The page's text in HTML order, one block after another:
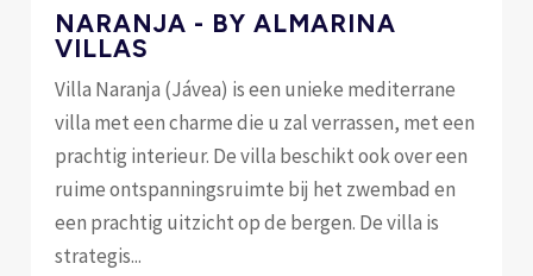
NARANJA - BY ALMARINA
VILLAS
Villa Naranja (Jávea) is een unieke mediterrane
villa met een charme die u zal verrassen, met een
prachtig interieur. De villa beschikt ook over een
ruime ontspanningsruimte bij het zwembad en
een prachtig uitzicht op de bergen. De villa is
strategis...